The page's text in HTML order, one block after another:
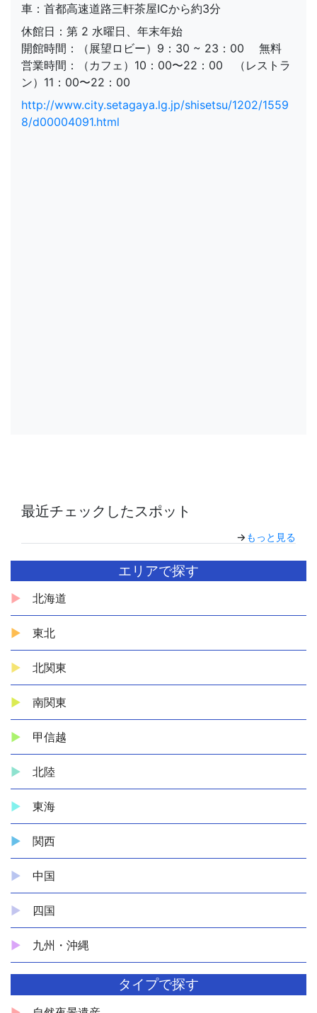
車：首都高速道路三軒茶屋ICから約3分
休館日：第 2 水曜日、年末年始
開館時間：（展望ロビー）9：30 ~ 23：00 無料
営業時間：（カフェ）10：00〜22：00 （レストラ
ン）11：00〜22：00
http://www.city.setagaya.lg.jp/shisetsu/1202/1559
8/d00004091.html
最近チェックしたスポット
→ もっと見る
エリアで探す
北海道
東北
北関東
南関東
甲信越
北陸
東海
関西
中国
四国
九州・沖縄
タイプで探す